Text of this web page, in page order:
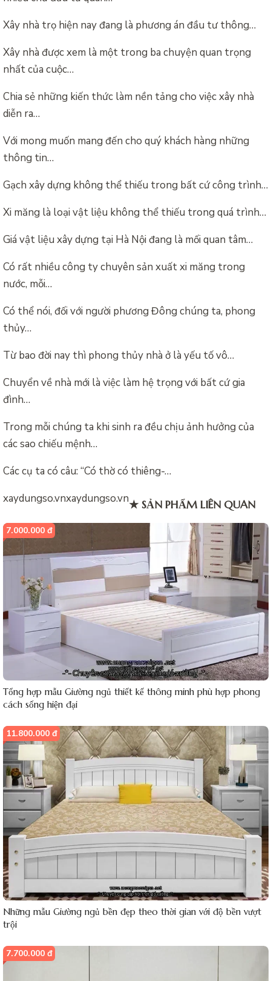
Xây nhà trọ hiện nay đang là phương án đầu tư thông…
Xây nhà được xem là một trong ba chuyện quan trọng
nhất của cuộc…
Chia sẻ những kiến thức làm nền tảng cho việc xây nhà
diễn ra…
Với mong muốn mang đến cho quý khách hàng những
thông tin…
Gạch xây dựng không thể thiếu trong bất cứ công trình…
Xi măng là loại vật liệu không thể thiếu trong quá trình…
Giá vật liệu xây dựng tại Hà Nội đang là mối quan tâm…
Có rất nhiều công ty chuyên sản xuất xi măng trong
nước, mỗi…
Có thể nói, đối với người phương Đông chúng ta, phong
thủy…
Từ bao đời nay thì phong thủy nhà ở là yếu tố vô…
Chuyển về nhà mới là việc làm hệ trọng với bất cứ gia
đình…
Trong mỗi chúng ta khi sinh ra đều chịu ảnh hưởng của
các sao chiếu mệnh…
Các cụ ta có câu: “Có thờ có thiêng-…
xaydungso.vnxaydungso.vn★ SẢN PHẨM LIÊN QUAN
7.000.000 đ
Tổng hợp mẫu Giường ngủ thiết kế thông minh phù hợp phong
cách sống hiện đại
11.800.000 đ
Những mẫu Giường ngủ bền đẹp theo thời gian với độ bền vượt
trội
7.700.000 đ